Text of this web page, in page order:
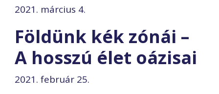
2021. március 4.
Földünk kék zónái –
A hosszú élet oázisai
2021. február 25.